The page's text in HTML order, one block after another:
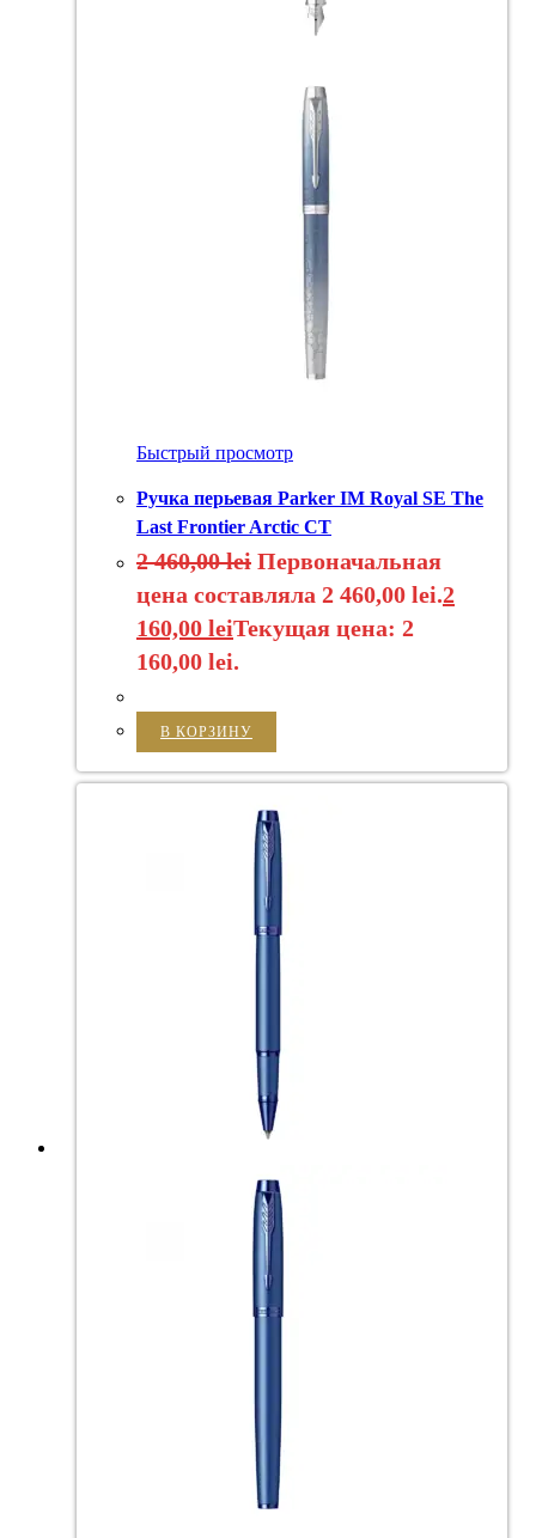
Быстрый просмотр
Ручка перьевая Parker IM Royal SE The
Last Frontier Arctic CT
2 460,00lei Первоначальная
цена составляла 2 460,00 lei.2
160,00 leiТекущая цена: 2
160,00 lei.
В КОРЗИНУ